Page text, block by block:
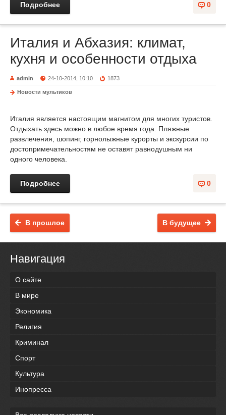
0
Подробнее
Италия и Абхазия: климат,
кухня и особенности отдыха
admin 24-10-2014, 10:10 1873
Новости мультиков
Италия является настоящим магнитом для многих туристов.
Отдыхать здесь можно в любое время года. Пляжные
развлечения, шопинг, горнолыжные курорты и экскурсии по
достопримечательностям не оставят равнодушным ни
одного человека.
0
Подробнее
В будущее
В прошлое
Навигация
О сайте
В мире
Экономика
Религия
Криминал
Спорт
Культура
Инопресса